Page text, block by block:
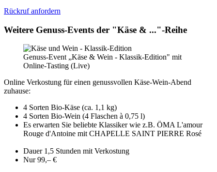
Rückruf anfordern
Weitere Genuss-Events der "Käse & ..."-Reihe
Genuss-Event „Käse & Wein - Klassik-Edition" mit
Online-Tasting (Live)
Online Verkostung für einen genussvollen Käse-Wein-Abend
zuhause:
4 Sorten Bio-Käse (ca. 1,1 kg)
4 Sorten Bio-Wein (4 Flaschen à 0,75 l)
Es erwarten Sie beliebte Klassiker wie z.B. ÖMA L'amour
Rouge d'Antoine mit CHAPELLE SAINT PIERRE Rosé
Dauer 1,5 Stunden mit Verkostung
Nur 99,– €